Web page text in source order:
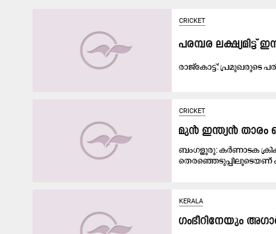
CRICKET
പരമ്പര ലക്ഷ്യമിട്ട്
രാ​ജ്കോ​ട്ട്: പ്ര​മു​ഖ​രു​ടെ
CRICKET
മുൻ ഇന്ത്യൻ താരം
ബംഗളൂരു: കർണാടക
തെരഞ്ഞെടുപ്പിലൂടെയണ്
KERALA
ഗംഭീറിനേയും